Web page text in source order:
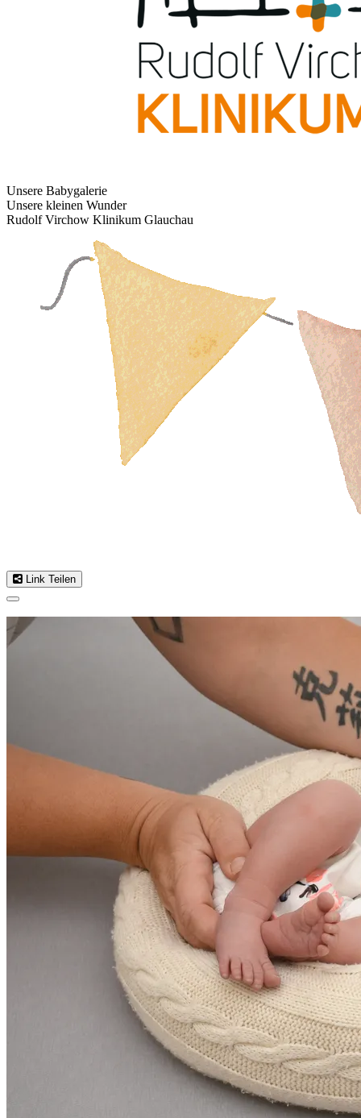
Unsere Babygalerie
Unsere kleinen Wunder
Rudolf Virchow Klinikum Glauchau
Link Teilen